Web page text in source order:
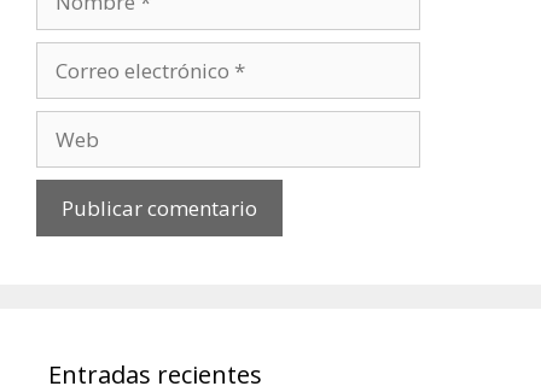
electrónico
Entradas recientes